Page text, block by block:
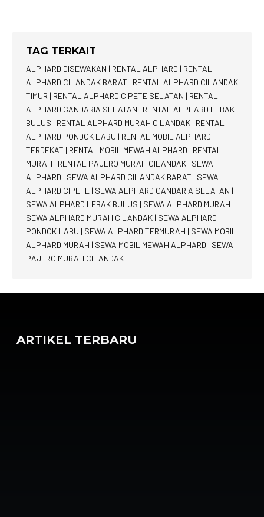
TAG TERKAIT
ALPHARD DISEWAKAN | RENTAL ALPHARD | RENTAL
ALPHARD CILANDAK BARAT | RENTAL ALPHARD CILANDAK
TIMUR | RENTAL ALPHARD CIPETE SELATAN | RENTAL
ALPHARD GANDARIA SELATAN | RENTAL ALPHARD LEBAK
BULUS | RENTAL ALPHARD MURAH CILANDAK | RENTAL
ALPHARD PONDOK LABU | RENTAL MOBIL ALPHARD
TERDEKAT | RENTAL MOBIL MEWAH ALPHARD | RENTAL
MURAH | RENTAL PAJERO MURAH CILANDAK | SEWA
ALPHARD | SEWA ALPHARD CILANDAK BARAT | SEWA
ALPHARD CIPETE | SEWA ALPHARD GANDARIA SELATAN |
SEWA ALPHARD LEBAK BULUS | SEWA ALPHARD MURAH |
SEWA ALPHARD MURAH CILANDAK | SEWA ALPHARD
PONDOK LABU | SEWA ALPHARD TERMURAH | SEWA MOBIL
ALPHARD MURAH | SEWA MOBIL MEWAH ALPHARD | SEWA
PAJERO MURAH CILANDAK
ARTIKEL TERBARU